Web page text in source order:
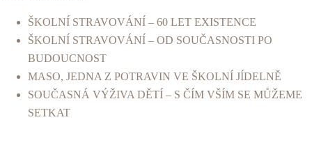
ŠKOLNÍ STRAVOVÁNÍ – 60 LET EXISTENCE
ŠKOLNÍ STRAVOVÁNÍ – OD SOUČASNOSTI PO
BUDOUCNOST
MASO, JEDNA Z POTRAVIN VE ŠKOLNÍ JÍDELNĚ
SOUČASNÁ VÝŽIVA DĚTÍ – S ČÍM VŠÍM SE MŮŽEME
SETKAT